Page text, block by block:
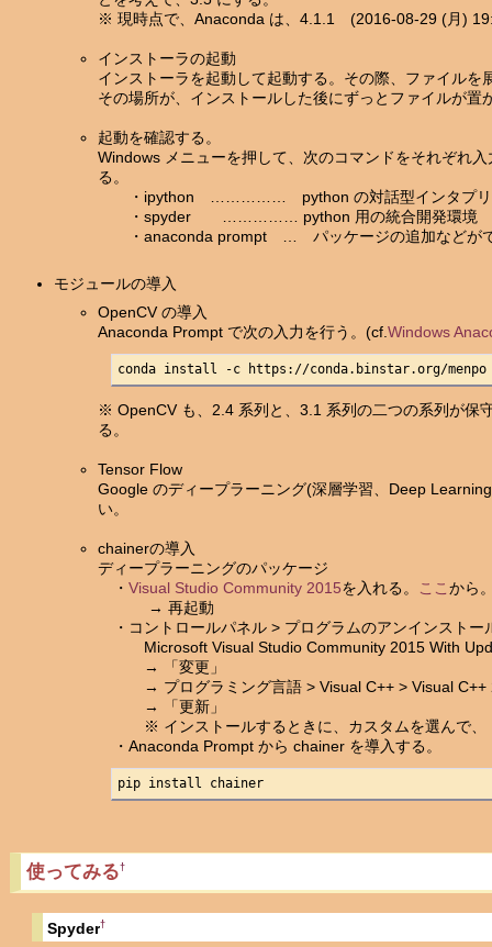
※ 現時点で、Anaconda は、4.1.1 (2016-08-29 (月)
インストーラの起動
インストーラを起動して起動する。その際、ファイルを
その場所が、インストールした後にずっとファイルが
起動を確認する。
Windows メニューを押して、次のコマンドをそれぞれ
る。
・ipython …………… python の対話型インタプリ
・spyder …………… python 用の統合開発環境
・anaconda prompt … パッケージの追加などがで
モジュールの導入
OpenCV の導入
Anaconda Prompt で次の入力を行う。(cf. Windows
conda install -c https://conda.binstar.org/menpo
※ OpenCV も、2.4 系列と、3.1 系列の二つの系列が保
る。
Tensor Flow
Google のディープラーニング(深層学習、Deep
い。
chainerの導入
ディープラーニングのパッケージ
・ Visual Studio Community 2015を入れる。 ここ から
→ 再起動
・コントロールパネル > プログラムのアンインストー
Microsoft Visual Studio Community 2015 With
→ 「変更」
→ プログラミング言語 > Visual C++ > Visual C++
→ 「更新」
※ インストールするときに、カスタムを選んで、「
・Anaconda Prompt から chainer を導入する。
pip install chainer
使ってみる†
Spyder†